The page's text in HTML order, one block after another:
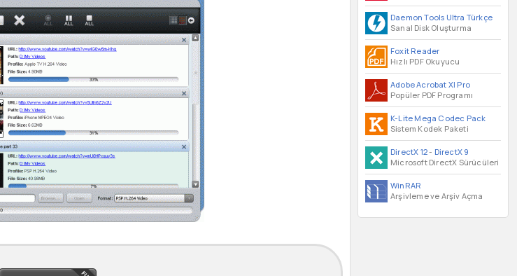
Daemon Tools Ultra Türkçe
Sanal Disk Oluşturma
Foxit Reader
Hızlı PDF Okuyucu
Adobe Acrobat XI Pro
Popüler PDF Programı
K-Lite Mega Codec Pack
Sistem Kodek Paketi
DirectX 12- DirectX 9
Microsoft DirectX Sürücüleri
WinRAR
Arşivleme ve Arşiv Açma